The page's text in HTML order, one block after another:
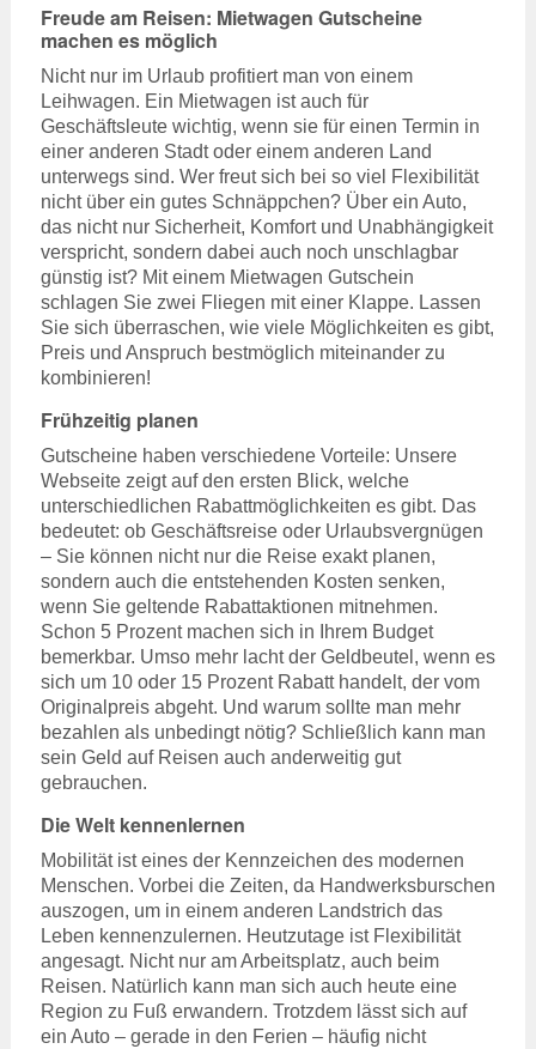
Freude am Reisen: Mietwagen Gutscheine
machen es möglich
Nicht nur im Urlaub profitiert man von einem
Leihwagen. Ein Mietwagen ist auch für
Geschäftsleute wichtig, wenn sie für einen Termin in
einer anderen Stadt oder einem anderen Land
unterwegs sind. Wer freut sich bei so viel Flexibilität
nicht über ein gutes Schnäppchen? Über ein Auto,
das nicht nur Sicherheit, Komfort und Unabhängigkeit
verspricht, sondern dabei auch noch unschlagbar
günstig ist? Mit einem Mietwagen Gutschein
schlagen Sie zwei Fliegen mit einer Klappe. Lassen
Sie sich überraschen, wie viele Möglichkeiten es gibt,
Preis und Anspruch bestmöglich miteinander zu
kombinieren!
Frühzeitig planen
Gutscheine haben verschiedene Vorteile: Unsere
Webseite zeigt auf den ersten Blick, welche
unterschiedlichen Rabattmöglichkeiten es gibt. Das
bedeutet: ob Geschäftsreise oder Urlaubsvergnügen
– Sie können nicht nur die Reise exakt planen,
sondern auch die entstehenden Kosten senken,
wenn Sie geltende Rabattaktionen mitnehmen.
Schon 5 Prozent machen sich in Ihrem Budget
bemerkbar. Umso mehr lacht der Geldbeutel, wenn es
sich um 10 oder 15 Prozent Rabatt handelt, der vom
Originalpreis abgeht. Und warum sollte man mehr
bezahlen als unbedingt nötig? Schließlich kann man
sein Geld auf Reisen auch anderweitig gut
gebrauchen.
Die Welt kennenlernen
Mobilität ist eines der Kennzeichen des modernen
Menschen. Vorbei die Zeiten, da Handwerksburschen
auszogen, um in einem anderen Landstrich das
Leben kennenzulernen. Heutzutage ist Flexibilität
angesagt. Nicht nur am Arbeitsplatz, auch beim
Reisen. Natürlich kann man sich auch heute eine
Region zu Fuß erwandern. Trotzdem lässt sich auf
ein Auto – gerade in den Ferien – häufig nicht